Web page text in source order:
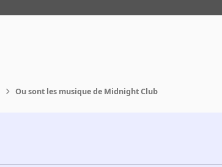
Ou sont les musique de Midnight Club